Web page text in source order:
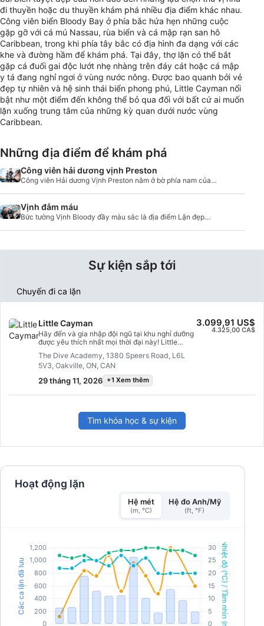
đi thuyền hoặc du thuyền khám phá nhiều địa điểm khác nhau.
Công viên biển Bloody Bay ở phía bắc hứa hẹn những cuộc
gặp gỡ với cá mú Nassau, rùa biển và cá mập rạn san hô
Caribbean, trong khi phía tây bắc có địa hình đa dạng với các
khe và đường hầm để khám phá. Tại đây, thợ lặn có thể bắt
gặp cá đuối gai độc lướt nhẹ nhàng trên đáy cát hoặc cá mập
y tá đang nghỉ ngơi ở vùng nước nông. Được bao quanh bởi vẻ
đẹp tự nhiên và hệ sinh thái biển phong phú, Little Cayman nổi
bật như một điểm đến không thể bỏ qua đối với bất cứ ai muốn
lặn xuống trung tâm của những kỳ quan dưới nước vùng
Caribbean.
Những địa điểm để khám phá
Công viên hải dương vịnh Preston
Công viên Hải dương Vịnh Preston nằm ở bờ phía nam của
nước tuyệt vời.
Vịnh đẫm máu
Bức tường Vịnh Bloody đầy màu sắc là địa điểm Lặn đẹp
12 (3,6 mét) đến 6.000 feet (1828,8 mét).
Sự kiện sắp tới
Chuyến đi ca lặn
Little Cayman
Hãy đến và gia nhập đội ngũ tại khu nghỉ dưỡng
được yêu thích nhất mọi thời đại này! Little
toàn khác biệt - nơi cung cấp những trải nghiệm
lặn tuyệt vời ngay tại chỗ như Bloody Bay Wall.
Hãy thư giãn và tận hưởng dịch vụ Valet của
Reef Divers cùng những bữa ăn ngon miệng do
The Dive Academy, 1380 Speers Road, L6L
5V3, Oakville, ON, CAN
29 tháng 11, 2026 +1 Xem thêm
3.099,91 US$
4.325,00 CA$
Tìm khóa học & sự kiện
Hoạt động lặn
Hệ mét
(m, °C)
Hệ đo Anh/Mỹ
(ft, °F)